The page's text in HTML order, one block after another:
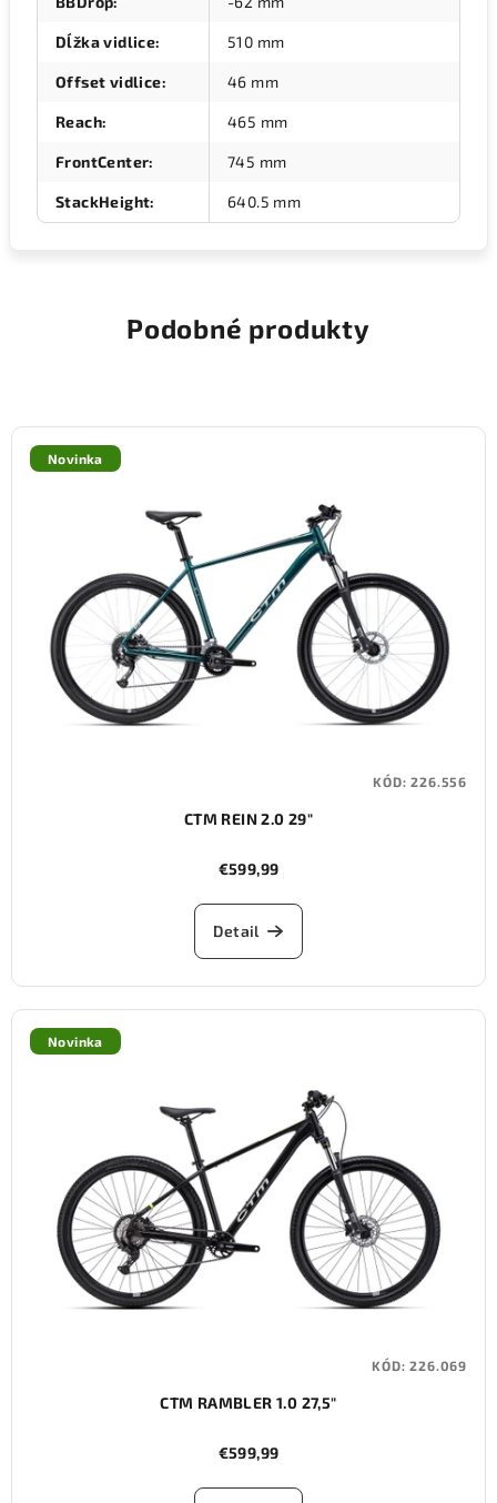
Dĺžka vidlice: 510 mm
Offset vidlice: 46 mm
Reach: 465 mm
FrontCenter: 745 mm
StackHeight: 640.5 mm
Podobné produkty
Novinka
CTM REIN 2.0 29"
€599,99
Detail
KÓD:226.556
Novinka
CTM RAMBLER 1.0 27,5"
€599,99
KÓD:226.069